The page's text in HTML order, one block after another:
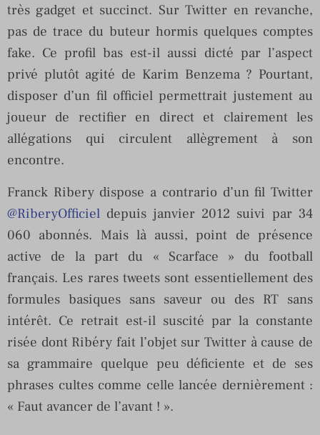
très gadget et succinct. Sur Twitter en revanche,
pas de trace du buteur hormis quelques comptes
fake. Ce profil bas est-il aussi dicté par l’aspect
privé plutôt agité de Karim Benzema ? Pourtant,
disposer d’un fil officiel permettrait justement au
joueur de rectifier en direct et clairement les
allégations qui circulent allègrement à son
encontre.
Franck Ribery dispose a contrario d’un fil Twitter
@RiberyOfficiel depuis janvier 2012 suivi par 34
060 abonnés. Mais là aussi, point de présence
active de la part du « Scarface » du football
français. Les rares tweets sont essentiellement des
formules basiques sans saveur ou des RT sans
intérêt. Ce retrait est-il suscité par la constante
risée dont Ribéry fait l’objet sur Twitter à cause de
sa grammaire quelque peu déficiente et de ses
phrases cultes comme celle lancée dernièrement :
« Faut avancer de l’avant ! ».